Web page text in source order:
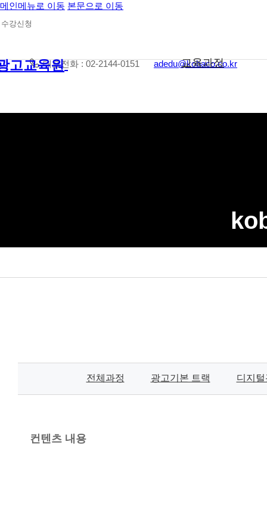
메인메뉴로 이동 본문으로 이동
대표전화 : 02-2144-0151 adedu@kobaco.co.kr
전체과정 광고기본 트랙 디지
컨텐츠 내용
수강신청
교육과정